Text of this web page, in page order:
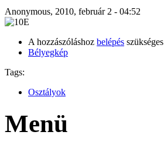
Anonymous, 2010, február 2 - 04:52
A hozzászóláshoz belépés szükséges
Bélyegkép
Tags:
Osztályok
Menü